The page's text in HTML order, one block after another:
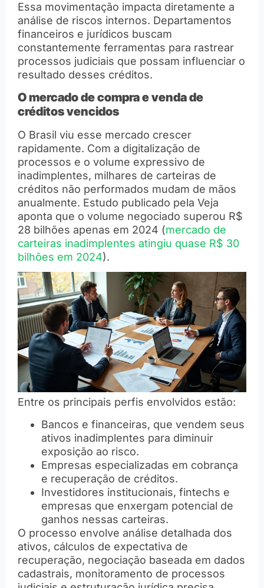
Essa movimentação impacta diretamente a
análise de riscos internos. Departamentos
financeiros e jurídicos buscam
constantemente ferramentas para rastrear
processos judiciais que possam influenciar o
resultado desses créditos.
O mercado de compra e venda de
créditos vencidos
O Brasil viu esse mercado crescer
rapidamente. Com a digitalização de
processos e o volume expressivo de
inadimplentes, milhares de carteiras de
créditos não performados mudam de mãos
anualmente. Estudo publicado pela Veja
aponta que o volume negociado superou R$
28 bilhões apenas em 2024 (mercado de
carteiras inadimplentes atingiu quase R$ 30
bilhões em 2024).
Entre os principais perfis envolvidos estão:
Bancos e financeiras, que vendem seus
ativos inadimplentes para diminuir
exposição ao risco.
Empresas especializadas em cobrança
e recuperação de créditos.
Investidores institucionais, fintechs e
empresas que enxergam potencial de
ganhos nessas carteiras.
O processo envolve análise detalhada dos
ativos, cálculos de expectativa de
recuperação, negociação baseada em dados
cadastrais, monitoramento de processos